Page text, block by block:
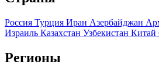
Россия Турция Иран Азербайджан
Израиль Казахстан Узбекистан Китай
Регионы